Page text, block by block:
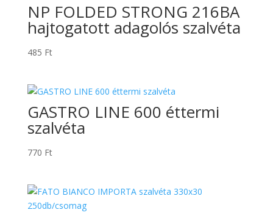
NP FOLDED STRONG 216BA
hajtogatott adagolós szalvéta
485 Ft
GASTRO LINE 600 éttermi
szalvéta
770 Ft